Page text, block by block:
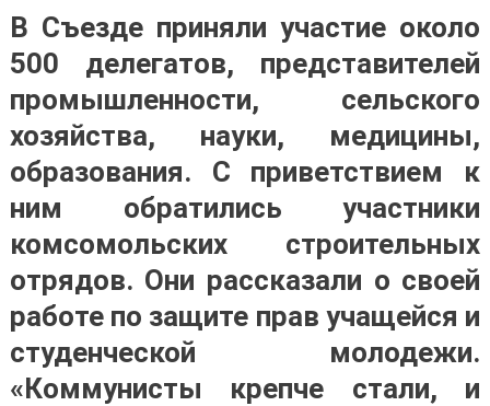
В Съезде приняли участие около
500 делегатов, представителей
промышленности, сельского
хозяйства, науки, медицины,
образования. С приветствием к
ним обратились участники
комсомольских строительных
отрядов. Они рассказали о своей
работе по защите прав учащейся и
студенческой молодежи.
«Коммунисты крепче стали, и